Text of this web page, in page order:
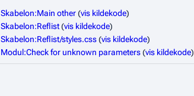
Skabelon:Main other(vis kildekode)
Skabelon:Reflist(vis kildekode)
Skabelon:Reflist/styles.css(vis kildekode)
Modul:Check for unknown parameters(vis kildekode)